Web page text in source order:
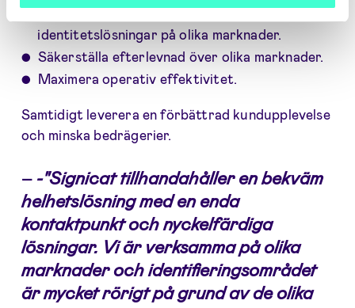
identitetslösningar på olika marknader.
Säkerställa efterlevnad över olika marknader.
Maximera operativ effektivitet.
Samtidigt leverera en förbättrad kundupplevelse
och minska bedrägerier.
– -"Signicat tillhandahåller en bekväm
helhetslösning med en enda
kontaktpunkt och nyckelfärdiga
lösningar. Vi är verksamma på olika
marknader och identifieringsområdet
är mycket rörigt på grund av de olika